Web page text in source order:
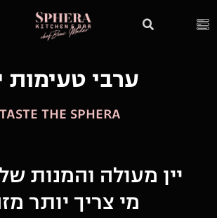
ערבי טעימות
TASTE THE SPHERA
יין מעולה והמנות
מי צריך יותר